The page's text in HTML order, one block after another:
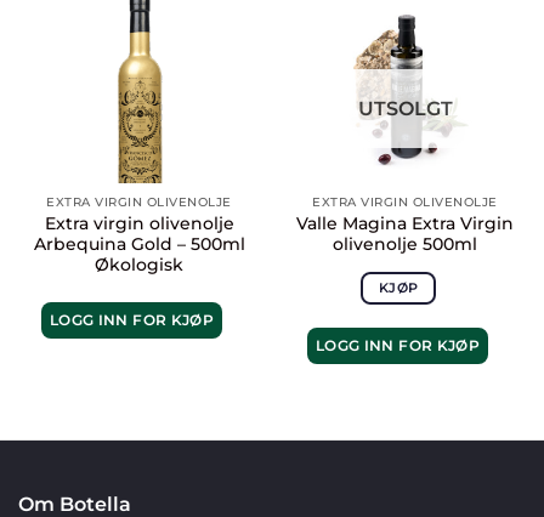
EXTRA VIRGIN OLIVENOLJE
Extra virgin olivenolje
Arbequina Gold – 500ml
Økologisk
LOGG INN FOR KJØP
UTSOLGT
EXTRA VIRGIN OLIVENOLJE
Valle Magina Extra Virgin
olivenolje 500ml
KJØP
LOGG INN FOR KJØP
Om Botella